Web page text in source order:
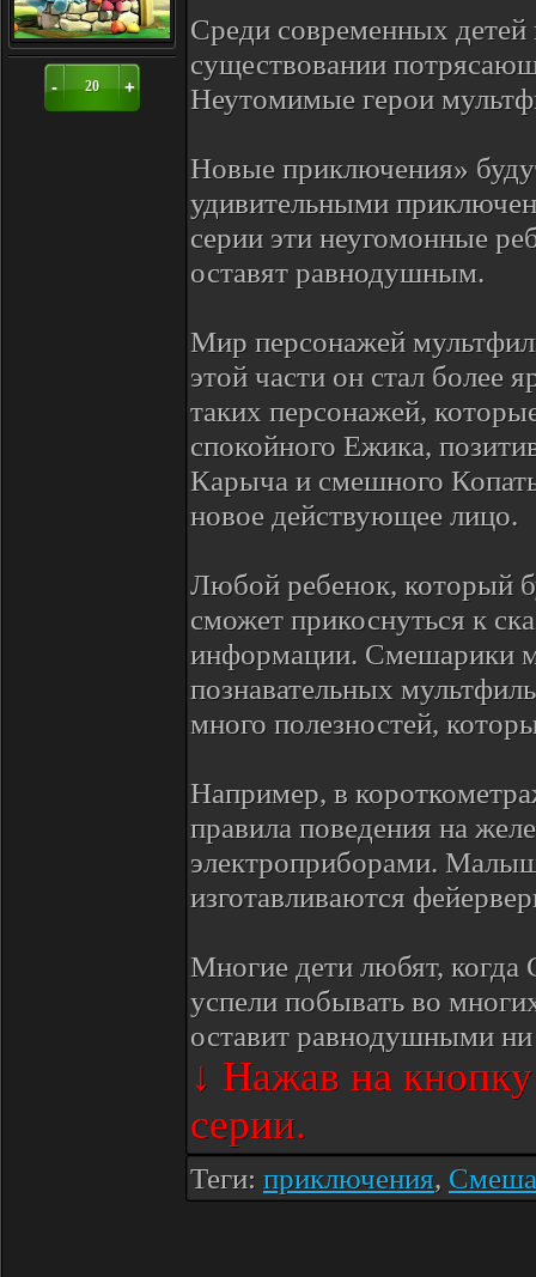
- 20 +
Среди современных
существовании
Неутомимые герои
Новые приключения»
удивительными
серии эти неугомонные
оставят равнодушным.
Мир персонажей
этой части он стал
таких персонажей,
спокойного Ежика,
Карыча и смешного
новое действующее лицо.
Любой ребенок, который
сможет прикоснуться к
информации. Смешарики
познавательных
много полезностей,
Например, в
правила поведения на
электроприборами.
изготавливаются
Многие дети любят,
успели побывать во
оставит равнодушными
↓ Нажав на
серии.
Теги: приключения,